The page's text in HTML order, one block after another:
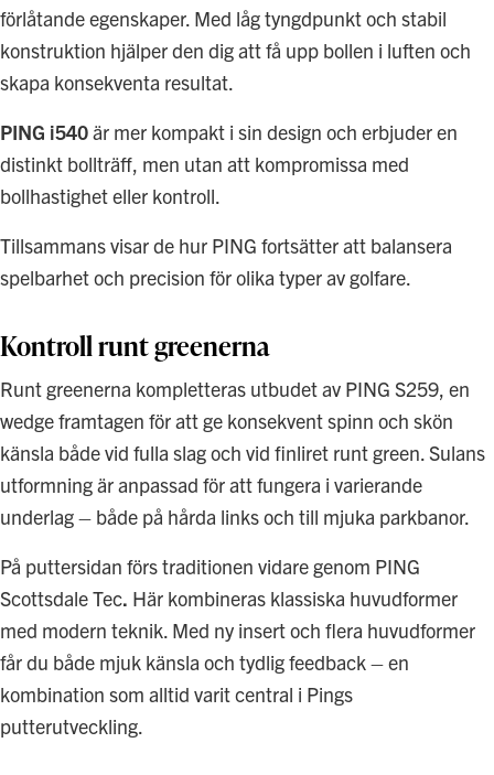
förlåtande egenskaper. Med låg tyngdpunkt och stabil
konstruktion hjälper den dig att få upp bollen i luften och
skapa konsekventa resultat.
PING i540är mer kompakt i sin design och erbjuder en
distinkt bollträff, men utan att kompromissa med
bollhastighet eller kontroll.
Tillsammans visar de hur PING fortsätter att balansera
spelbarhet och precision för olika typer av golfare.
Kontroll runt greenerna
Runt greenerna kompletteras utbudet av PING S259, en
wedge framtagen för att ge konsekvent spinn och skön
känsla både vid fulla slag och vid finliret runt green. Sulans
utformning är anpassad för att fungera i varierande
underlag – både på hårda links och till mjuka parkbanor.
På puttersidan förs traditionen vidare genom PING
Scottsdale Tec. Här kombineras klassiska huvudformer
med modern teknik. Med ny insert och flera huvudformer
får du både mjuk känsla och tydlig feedback – en
kombination som alltid varit central i Pings
putterutveckling.